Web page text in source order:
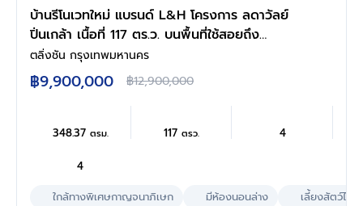
บ้านรีโนเวทใหม่ แบรนด์ L&H โครงการ ลดาวัลย์
ปิ่นเกล้า เนื้อที่ 117 ตร.ว. บนพื้นที่ใช้สอยถึง
348.37 ตร.ม. ฟังก์ชันจัดเต็ม 4 ห้องนอน 4
ห้องน้ำ จอดรถได้ 3 คัน ทำเลติดถนนบรมราชชนนี
เชื่อมต่อหลายเส้นทาง ใกล้มหาวิทยาลัยมหิดล และ
ตลิ่งชัน กรุงเทพมหานคร
฿9,900,000 ฿12,900,000
348.37 ตรม. 117 ตรว. 4
4
ใกล้ทางพิเศษกาญจนาภิเษก
มีห้องนอนล่าง เลี้ยงสัตว์ได้